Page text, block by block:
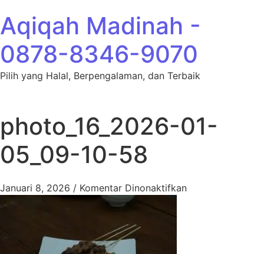
Aqiqah Madinah -
0878-8346-9070
Pilih yang Halal, Berpengalaman, dan Terbaik
photo_16_2026-01-
05_09-10-58
Januari 8, 2026 / Komentar Dinonaktifkanpada